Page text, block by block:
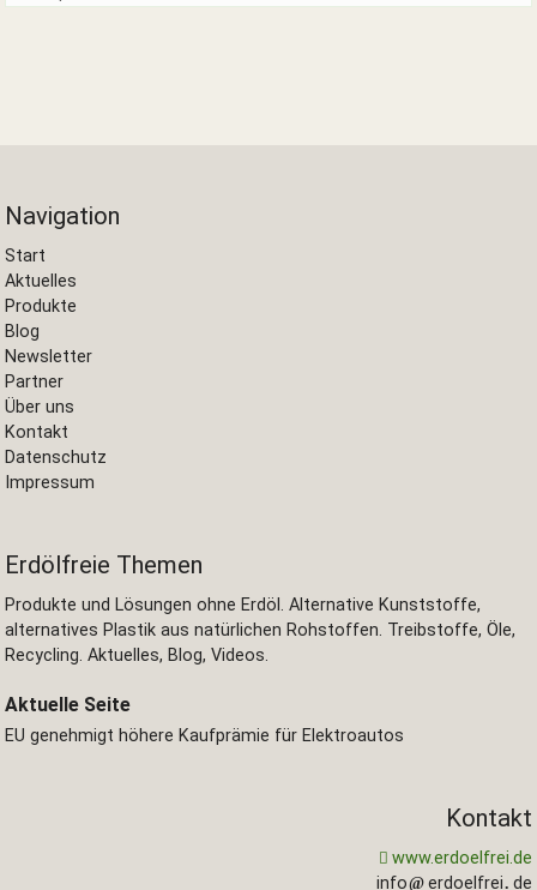
Navigation
Start
Aktuelles
Produkte
Blog
Newsletter
Partner
Über uns
Kontakt
Datenschutz
Impressum
Erdölfreie Themen
Produkte und Lösungen ohne Erdöl. Alternative Kunststoffe,
alternatives Plastik aus natürlichen Rohstoffen. Treibstoffe, Öle,
Recycling. Aktuelles, Blog, Videos.
Aktuelle Seite
EU genehmigt höhere Kaufprämie für Elektroautos
Kontakt
www.erdoelfrei.de
info
erdoelfrei de